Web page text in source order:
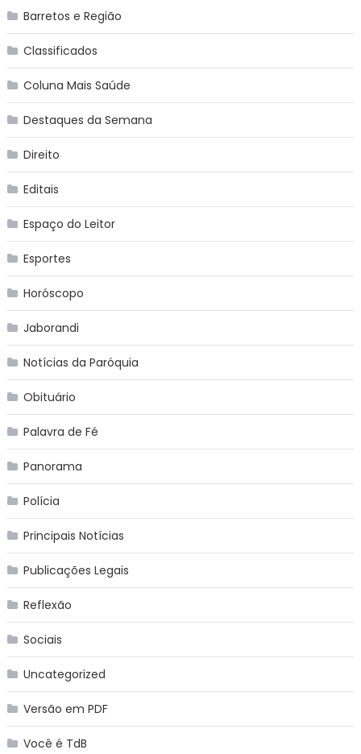
Barretos e Região
Classificados
Coluna Mais Saúde
Destaques da Semana
Direito
Editais
Espaço do Leitor
Esportes
Horóscopo
Jaborandi
Notícias da Paróquia
Obituário
Palavra de Fé
Panorama
Polícia
Principais Notícias
Publicações Legais
Reflexão
Sociais
Uncategorized
Versão em PDF
Você é TdB